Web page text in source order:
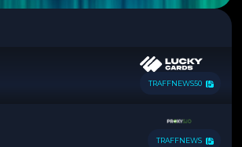
TRAFFNEWS50
TRAFFNEWS